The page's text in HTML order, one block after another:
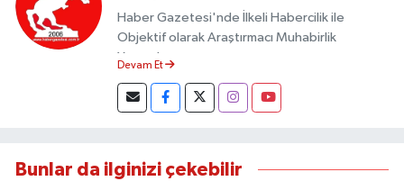
Haber Gazetesi'nde İlkeli Habercilik ile
Objektif olarak Araştırmacı Muhabirlik
Yapmaktayım.
Devam Et
Bunlar da ilginizi çekebilir